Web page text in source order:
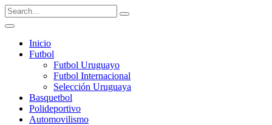
Inicio
Futbol
Futbol Uruguayo
Futbol Internacional
Selección Uruguaya
Basquetbol
Polideportivo
Automovilismo